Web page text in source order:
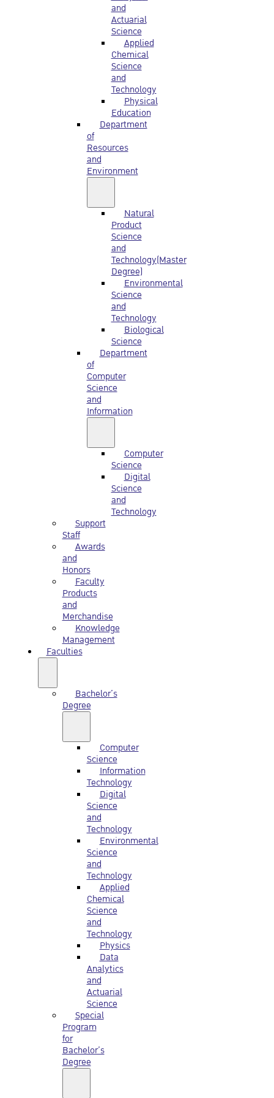
and
Actuarial
Science
Applied
Chemical
Science
and
Technology
Physical
Education
Department
of
Resources
and
Environment
Natural
Product
Science
and
Technology(Master
Degree)
Environmental
Science
and
Technology
Biological
Science
Department
of
Computer
Science
and
Information
Computer
Science
Digital
Science
and
Technology
Support
Staff
Awards
and
Honors
Faculty
Products
and
Merchandise
Knowledge
Management
Faculties
Bachelor’s
Degree
Computer
Science
Information
Technology
Digital
Science
and
Technology
Environmental
Science
and
Technology
Applied
Chemical
Science
and
Technology
Physics
Data
Analytics
and
Actuarial
Science
Special
Program
for
Bachelor’s
Degree